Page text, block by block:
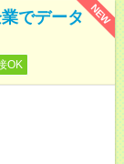
NEW
でデータ
OK